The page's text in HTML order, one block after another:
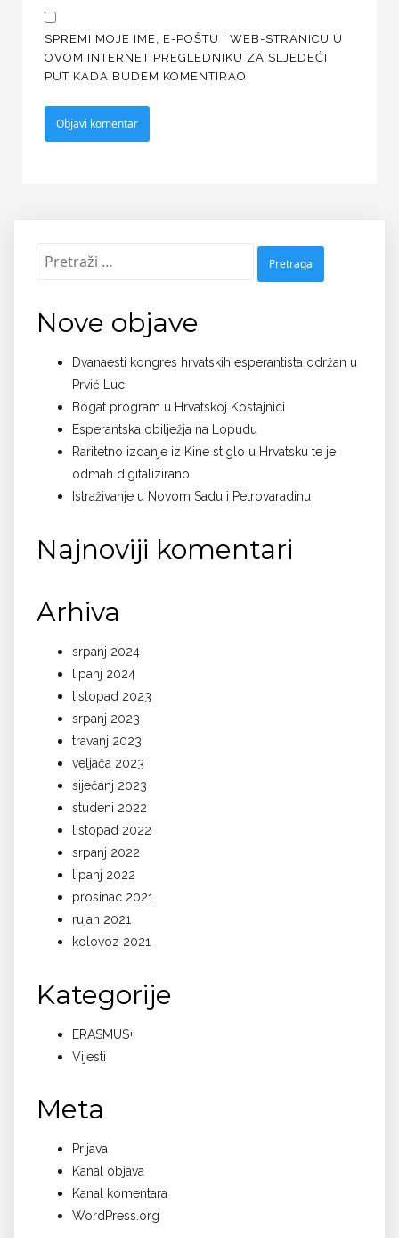
SPREMI MOJE IME, E-POŠTU I WEB-STRANICU U
OVOM INTERNET PREGLEDNIKU ZA SLJEDEĆI
PUT KADA BUDEM KOMENTIRAO.
Pretraži:
Nove objave
Dvanaesti kongres hrvatskih esperantista održan u
Prvić Luci
Bogat program u Hrvatskoj Kostajnici
Esperantska obilježja na Lopudu
Raritetno izdanje iz Kine stiglo u Hrvatsku te je
odmah digitalizirano
Istraživanje u Novom Sadu i Petrovaradinu
Najnoviji komentari
Arhiva
srpanj 2024
lipanj 2024
listopad 2023
srpanj 2023
travanj 2023
veljača 2023
siječanj 2023
studeni 2022
listopad 2022
srpanj 2022
lipanj 2022
prosinac 2021
rujan 2021
kolovoz 2021
Kategorije
ERASMUS+
Vijesti
Meta
Prijava
Kanal objava
Kanal komentara
WordPress.org